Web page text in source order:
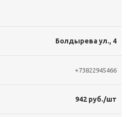
Болдырева ул., 4
+73822945466
942 руб./шт